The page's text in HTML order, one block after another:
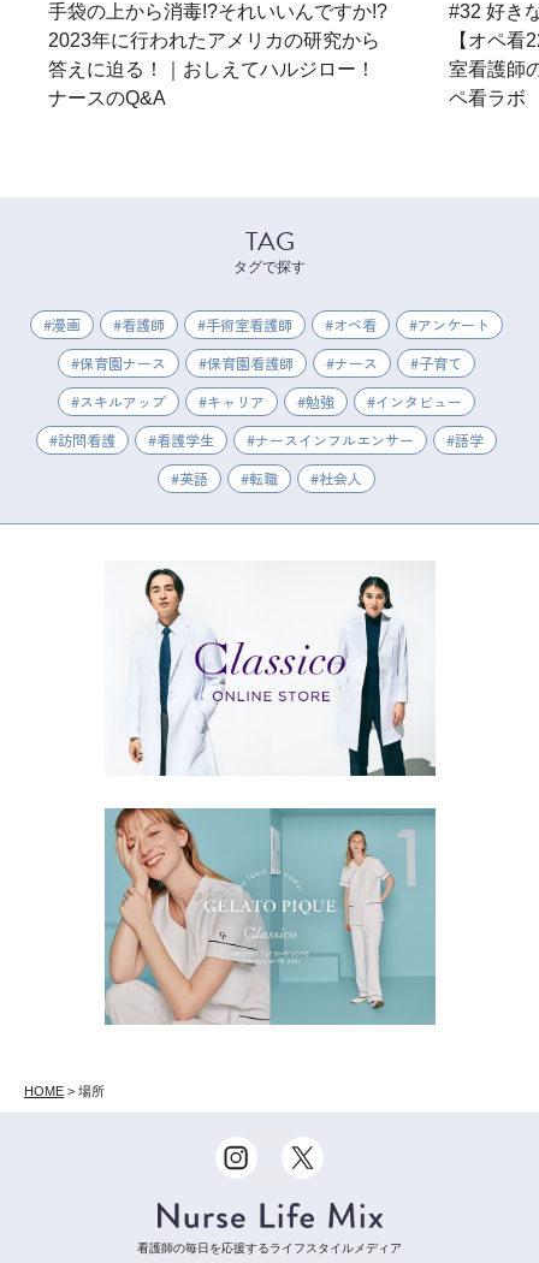
手袋の上から消毒!?それいいんですか!?
2023年に行われたアメリカの研究から
答えに迫る！｜おしえてハルジロー！
ナースのQ&A
#32 好き
【オペ看
室看護師
ペ看ラボ
TAG
タグで探す
漫画 看護師 手術室看護師 オペ看
アンケート
保育園ナース
保育園看護師 ナース
子育て
スキルアップ
キャリア 勉強
インタビュー
訪問看護
看護学生 ナースインフルエンサー
語学
英語
転職 社会人
HOME > 場所
看護師の毎日を応援するライフスタイルメディア